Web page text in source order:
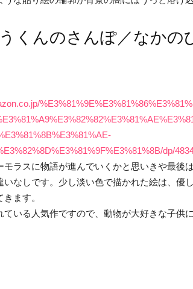
くんのさんぽ／なかの
dp/
モラスに物語が進んでいくかと思いきや最後
いなしです。少し淡い色で描かれた絵は、優
ます。
ている人気作ですので、動物が大好きな子供